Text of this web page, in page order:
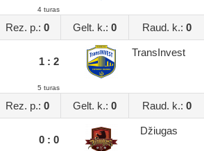
4 turas
Rez. p.: 0 Gelt. k.: 0 Raud. k.: 0
1 : 2
TransInvest
5 turas
Rez. p.: 0 Gelt. k.: 0 Raud. k.: 0
0 : 0
Džiugas